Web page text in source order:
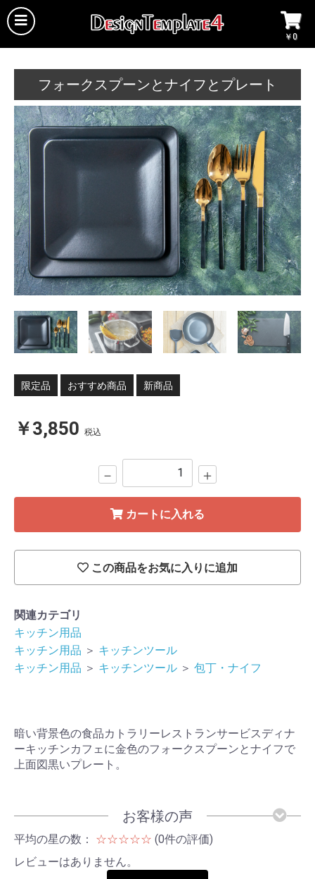
￥0
フォークスプーンとナイフとプレート
限定品 おすすめ商品 新商品
￥3,850 税込
－ ＋
カートに入れる
この商品をお気に入りに追加
関連カテゴリ
キッチン用品
キッチン用品 ＞ キッチンツール
キッチン用品 ＞ キッチンツール ＞ 包丁・ナイフ
暗い背景色の食品カトラリーレストランサービスディナ
ーキッチンカフェに金色のフォークスプーンとナイフで
上面図黒いプレート。
お客様の声
平均の星の数： ☆☆☆☆☆ (0件の評価)
レビューはありません。